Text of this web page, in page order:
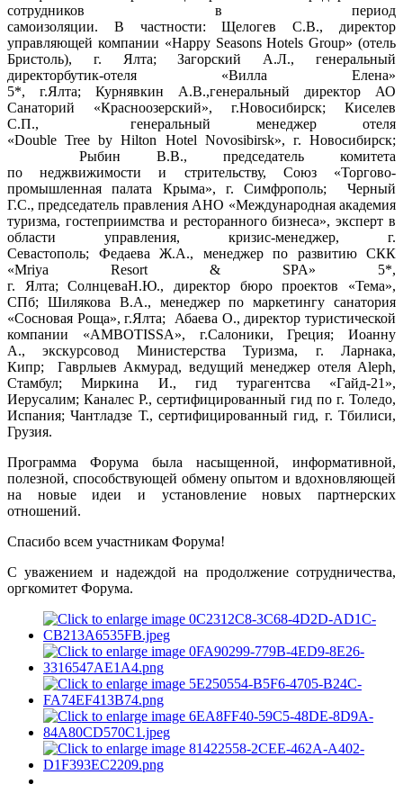
сотрудников в период
самоизоляции. В частности: Щелогев С.В., директор
управляющей компании «Нарру Seasons Hotels Group» (отель
Бристоль), г. Ялта; Загорский А.Л., генеральный
директорбутик-отеля «Вилла Елена»
5*, г.Ялта; Курнявкин А.В.,генеральный директор АО
Санаторий «Красноозерский», г.Новосибирск; Киселев
С.П., генеральный менеджер отеля
«Double Tree by Hilton Hotel Novosibirsk», г. Новосибирск;
Рыбин В.В., председатель комитета
по неджвижимости и стрительству, Союз «Торгово-
промышленная палата Крыма», г. Симфрополь; Черный
Г.С., председатель правления АНО «Международная академия
туризма, гостеприимства и ресторанного бизнеса», эксперт в
области управления, кризис-менеджер, г.
Севастополь; Федаева Ж.А., менеджер по развитию СКК
«Mriya Resort & SPA» 5*,
г. Ялта; СолнцеваН.Ю., директор бюро проектов «Тема»,
СПб; Шилякова В.А., менеджер по маркетингу санатория
«Сосновая Роща», г.Ялта; Абаева О., директор туристической
компании «AMBOTISSA», г.Салоники, Греция; Иоанну
А., экскурсовод Министерства Туризма, г. Ларнака,
Кипр; Гаврлыев Акмурад, ведущий менеджер отеля Aleph,
Стамбул; Миркина И., гид турагентсва «Гайд-21»,
Иерусалим; Каналес Р., сертифицированный гид по г. Толедо,
Испания; Чантладзе Т., сертифицированный гид, г. Тбилиси,
Грузия.
Программа Форума была насыщенной, информативной,
полезной, способствующей обмену опытом и вдохновляющей
на новые идеи и установление новых партнерских
отношений.
Спасибо всем участникам Форума!
С уважением и надеждой на продолжение сотрудничества,
оргкомитет Форума.